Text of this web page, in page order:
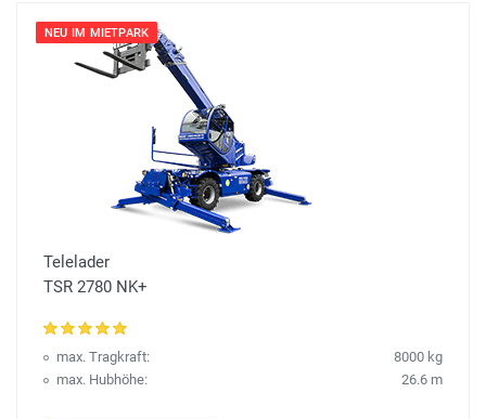
NEU IM MIETPARK
Telelader
TSR 2780 NK+
max. Tragkraft:
8000 kg
max. Hubhöhe:
26.6 m